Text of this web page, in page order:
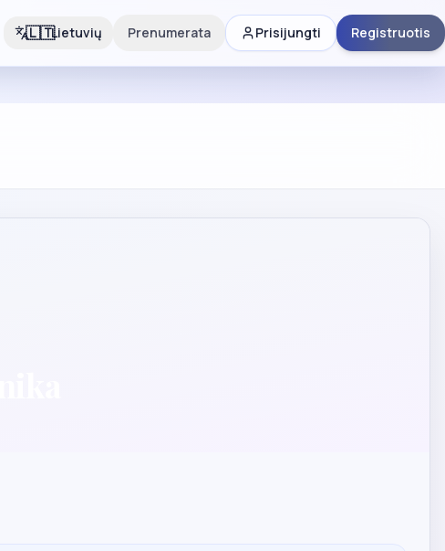
🇱🇹Lietuvių Prenumerata Prisijungti Registruotis